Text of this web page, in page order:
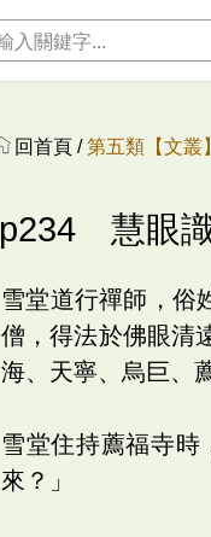
回首頁 /第五類【文叢
p234 慧眼
雪堂道行禪師，俗
僧，得法於佛眼清
海、天寧、烏巨、
雪堂住持薦福寺
來？」